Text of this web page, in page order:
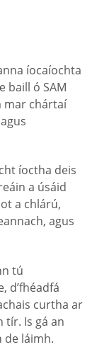
íocaíochta
baill ó SAM
mar chártaí
íoctha deis
a úsáid
a chlárú,
agus
tú
d’fhéadfá
curtha ar
tír. Is gá an
de láimh.